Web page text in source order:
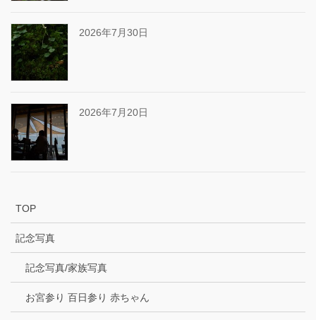
2026年7月30日
2026年7月20日
TOP
記念写真
記念写真/家族写真
お宮参り 百日参り 赤ちゃん